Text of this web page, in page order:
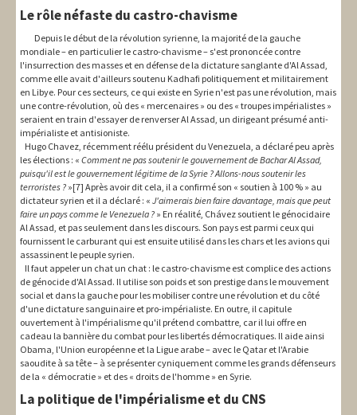
Le rôle néfaste du castro-chavisme
Depuis le début de la révolution syrienne, la majorité de la gauche
mondiale – en particulier le castro-chavisme – s'est prononcée contre
l'insurrection des masses et en défense de la dictature sanglante d'Al Assad,
comme elle avait d'ailleurs soutenu Kadhafi politiquement et militairement
en Libye. Pour ces secteurs, ce qui existe en Syrie n'est pas une révolution, mais
une contre-révolution, où des « mercenaires » ou des « troupes impérialistes »
seraient en train d'essayer de renverser Al Assad, un dirigeant présumé anti-
impérialiste et antisioniste.
Hugo Chavez, récemment réélu président du Venezuela, a déclaré peu après
les élections : « Comment ne pas soutenir le gouvernement de Bachar Al Assad,
puisqu'il est le gouvernement légitime de la Syrie ? Allons-nous soutenir les
terroristes ? »[7] Après avoir dit cela, il a confirmé son « soutien à 100 % » au
dictateur syrien et il a déclaré : « J'aimerais bien faire davantage, mais que peut
faire un pays comme le Venezuela ? » En réalité, Chávez soutient le génocidaire
Al Assad, et pas seulement dans les discours. Son pays est parmi ceux qui
fournissent le carburant qui est ensuite utilisé dans les chars et les avions qui
assassinent le peuple syrien.
Il faut appeler un chat un chat : le castro-chavisme est complice des actions
de génocide d'Al Assad. Il utilise son poids et son prestige dans le mouvement
social et dans la gauche pour les mobiliser contre une révolution et du côté
d'une dictature sanguinaire et pro-impérialiste. En outre, il capitule
ouvertement à l'impérialisme qu'il prétend combattre, car il lui offre en
cadeau la bannière du combat pour les libertés démocratiques. Il aide ainsi
Obama, l'Union européenne et la Ligue arabe – avec le Qatar et l'Arabie
saoudite à sa tête – à se présenter cyniquement comme les grands défenseurs
de la « démocratie » et des « droits de l'homme » en Syrie.
La politique de l'impérialisme et du CNS